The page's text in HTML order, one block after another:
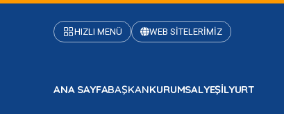
HIZLI MENÜ WEB SİTELERİMİZ
ANA SAYFABAŞKANKURUMSALYEŞİLYURT